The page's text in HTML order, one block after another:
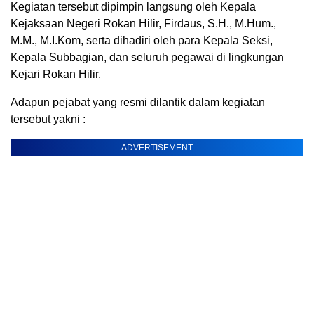
Kegiatan tersebut dipimpin langsung oleh Kepala
Kejaksaan Negeri Rokan Hilir, Firdaus, S.H., M.Hum.,
M.M., M.I.Kom, serta dihadiri oleh para Kepala Seksi,
Kepala Subbagian, dan seluruh pegawai di lingkungan
Kejari Rokan Hilir.
Adapun pejabat yang resmi dilantik dalam kegiatan
tersebut yakni :
ADVERTISEMENT